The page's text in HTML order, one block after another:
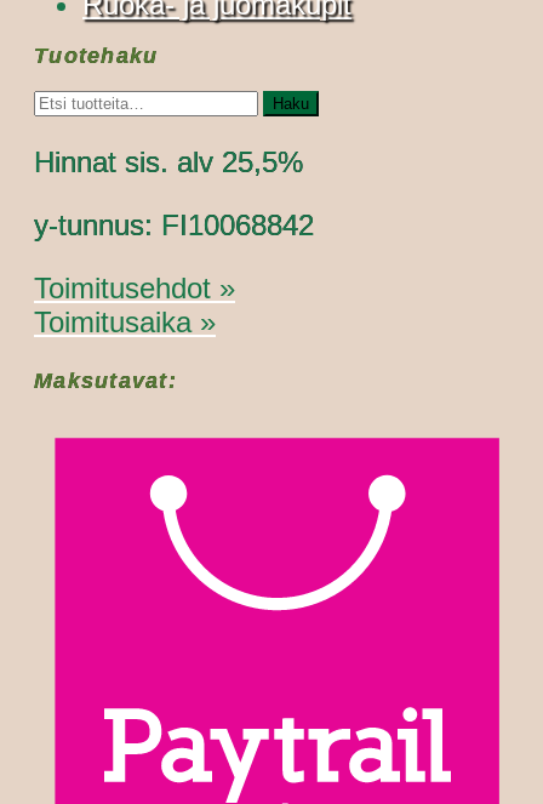
Tuotehaku
Etsi: Haku
Hinnat sis. alv 25,5%
y-tunnus: FI10068842
Toimitusehdot »
Toimitusaika »
Maksutavat: